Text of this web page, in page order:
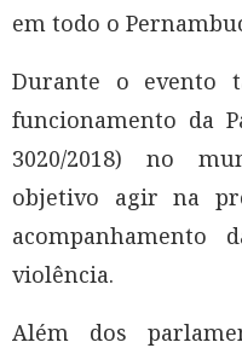
em todo o
Durante o evento
funcionamento da
3020/2018) no
objetivo agir na
acompanhamento
violência.
Além dos